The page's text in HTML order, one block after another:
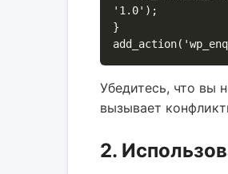
'1.0');
}
Убедитесь, что вы
вызывает
2.